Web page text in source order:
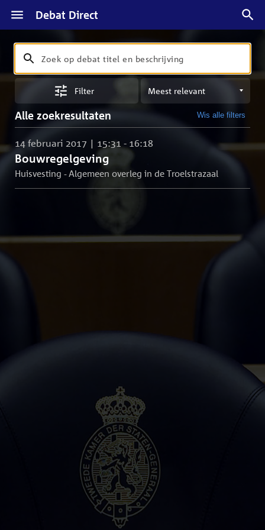
Debat Direct
Zoeken
Zoek
op
en
beschrijving
Filter
Sorteren
op
meest
Alle zoekresultaten Wis alle filters
Bouwregelgeving
14 februari 2017 | 15:31 - 16:18
Huisvesting - Algemeen overleg in de Troelstrazaal